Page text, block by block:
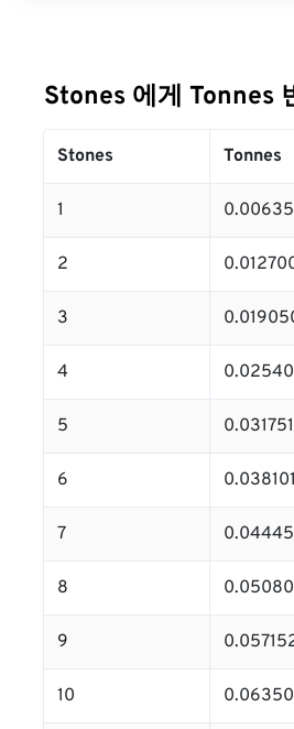
Stones 에게 Tonnes
Stones Tonnes
1
2
3
4
5
6
7
8
9
10